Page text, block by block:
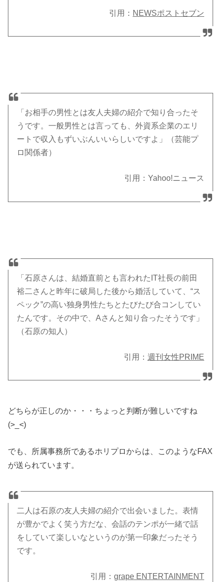
引用： NEWSポストセブン
「お相手の男性とは友人夫婦の紹介で知り合ったそ
うです。一般男性とは言っても、外資系企業のエリ
ートで収入もずいぶんいいらしいですよ」（芸能プ
ロ関係者）
引用：Yahoo!ニュース
「石原さんは、結婚直前とも言われたIT社長の前田
裕二さんと昨年に破局した後から婚活していて、“ス
ペック”の高い独身男性たちとたびたび合コンしてい
たんです。その中で、Aさんと知り合ったそうです」
（石原の知人）
引用： 週刊女性PRIME
どちらが正しのか・・・ちょっと判断が難しいですね
(>_<)
でも、所属事務所であるホリプロからは、このようなFAX
が送られています。
二人は石原の友人夫婦の紹介で出会いました。表情
が豊かでよく笑う方だな、会話のテンポが一緒で話
をしていて楽しいなというのが第一印象だったそう
です。
引用： grape ENTERTAINMENT